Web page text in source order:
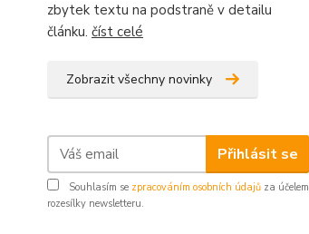
zbytek textu na podstraně v detailu
článku. číst celé
Zobrazit všechny novinky
Přihlásit se
Souhlasím se zpracováním osobních údajů za účelem
rozesílky newsletteru.